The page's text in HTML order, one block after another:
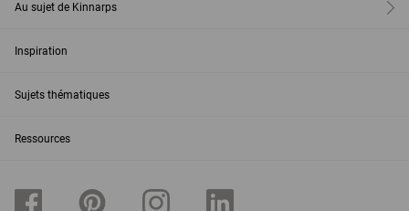
Au sujet de Kinnarps
Inspiration
Sujets thématiques
Ressources